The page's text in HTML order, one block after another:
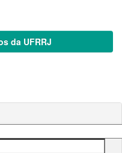
da UFRRJ